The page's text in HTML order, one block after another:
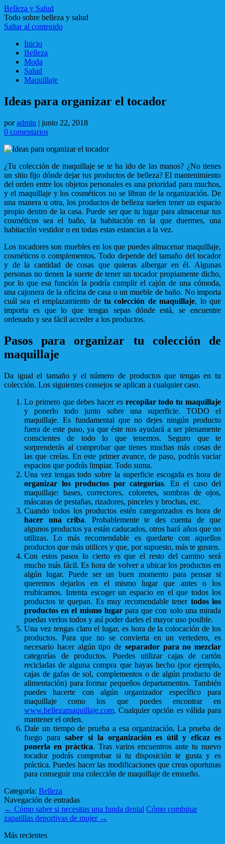
Belleza y Salud
Todo sobre belleza y salud
Saltar al contenido
Inicio
Belleza
Moda
Salud
Maquillaje
Ideas para organizar el tocador
poradmin | junio 22, 2018
0 comentarios
¿Tu colección de maquillaje se te ha ido de las manos? ¿No tienes
un sitio fijo dónde dejar tus productos de belleza? El mantenimiento
del orden entre los objetos personales es una prioridad para muchos,
y el maquillaje y los cosméticos no se libran de la organización. De
una manera u otra, los productos de belleza suelen tener un espacio
propio dentro de la casa. Puede ser que tu lugar para almacenar tus
cosméticos sea el baño, la habitación en la que duermes, una
habitación vestidor o en todas estas estancias a la vez.
Los tocadores son muebles en los que puedes almacenar maquillaje,
cosméticos o complementos. Todo depende del tamaño del tocador
y de la cantidad de cosas que quieras albergar en él. Algunas
personas no tienen la suerte de tener un tocador propiamente dicho,
por lo que esa función la podría cumplir el cajón de una cómoda,
una cajonera de la oficina de casa o un mueble de baño. No importa
cuál sea el emplazamiento de tu colección de maquillaje, lo que
importa es que lo que tengas sepas dónde está, se encuentre
ordenado y sea fácil acceder a los productos.
Pasos para organizar tu colección de
maquillaje
Da igual el tamaño y el número de productos que tengas en tu
colección. Los siguientes consejos se aplican a cualquier caso.
Lo primero que debes hacer es recopilar todo tu maquillaje
y ponerlo todo junto sobre una superficie. TODO el
maquillaje. Es fundamental que no dejes ningún producto
fuera de este paso, ya que éste nos ayudará a ser plenamente
conscientes de todo lo que tenemos. Seguro que te
sorprenderás al comprobar que tienes muchas más cosas de
las que creías. En este primer avance, de paso, podrás vaciar
espacios que podrás limpiar. Todo suma.
Una vez tengas todo sobre la superficie escogida es hora de
organizar los productos por categorías. En el caso del
maquillaje: bases, correctores, coloretes, sombras de ojos,
máscaras de pestañas, rizadores, pinceles y brochas, etc.
Cuando todos los productos estén categorizados es hora de
hacer una criba. Probablemente te des cuenta de que
algunos productos ya están caducados, otros hará años que no
utilizas. Lo más recomendable es quedarte con aquellos
productos que más utilices y que, por supuesto, más te gusten.
Con estos pasos lo cierto es que el resto del camino será
mucho más fácil. Es hora de volver a ubicar los productos en
algún lugar. Puede ser un buen momento para pensar si
queremos dejarlos en el mismo lugar que antes o los
reubicamos. Intenta escoger un espacio en el que todos los
productos te quepan. Es muy recomendable tener todos los
productos en el mismo lugarpara que con solo una mirada
puedas verlos todos y así poder darles el mayor uso posible.
Una vez tengas claro el lugar, es hora de la colocación de los
productos. Para que no se convierta en un vertedero, es
necesario hacer algún tipo de separador para no mezclar
categorías de productos. Puedes utilizar cajas de cartón
recicladas de alguna compra que hayas hecho (por ejemplo,
cajas de gafas de sol, complementos o de algún producto de
alimentación) para formar pequeños departamentos. También
puedes hacerte con algún organizador específico para
maquillaje como los que puedes encontrar en
www.bellezamaquillaje.com. Cualquier opción es válida para
mantener el orden.
Dale un tiempo de prueba a esa organización. La prueba de
fuego para saber si la organización es útil y eficaz es
ponerla en práctica. Tras varios encuentros ante tu nuevo
tocador podrás comprobar si tu disposición te gusta y es
práctica. Puedes hacer las modificaciones que creas oportunas
para conseguir una colección de maquillaje de ensueño.
Categoría: Belleza
Navegación de entradas
← Cómo saber si necesitas una funda dental Cómo combinar
zapatillas deportivas de mujer →
Más recientes